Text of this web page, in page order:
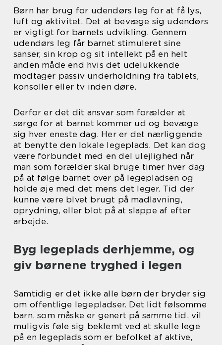
Børn har brug for udendørs leg for at få lys,
luft og aktivitet. Det at bevæge sig udendørs
er vigtigt for barnets udvikling. Gennem
udendørs leg får barnet stimuleret sine
sanser, sin krop og sit intellekt på en helt
anden måde end hvis det udelukkende
modtager passiv underholdning fra tablets,
konsoller eller tv inden døre.
Derfor er det dit ansvar som forælder at
sørge for at barnet kommer ud og bevæge
sig hver eneste dag. Her er det nærliggende
at benytte den lokale legeplads. Det kan dog
være forbundet med en del ulejlighed når
man som forælder skal bruge timer hver dag
på at følge barnet over på legepladsen og
holde øje med det mens det leger. Tid der
kunne være blvet brugt på madlavning,
oprydning, eller blot på at slappe af efter
arbejde.
Byg legeplads derhjemme, og
giv børnene tryghed i legen
Samtidig er det ikke alle børn der bryder sig
om offentlige legepladser. Det lidt følsomme
barn, som måske er genert på samme tid, vil
muligvis føle sig beklemt ved at skulle lege
på en legeplads som er befolket af aktive,